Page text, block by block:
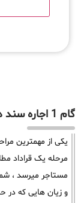
گام 1 اجاره سند در شوشتر (عقد قرارداد)
یکی از مهمترین
مرحله یک قراداد
مستاجر میرسد ،
و زیان هایی که در